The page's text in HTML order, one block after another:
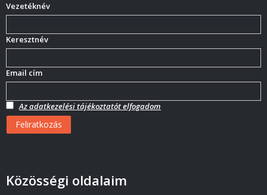
Vezetéknév
Keresztnév
Email cím
Az adatkezelési tájékoztatót elfogadom
Közösségi oldalaim